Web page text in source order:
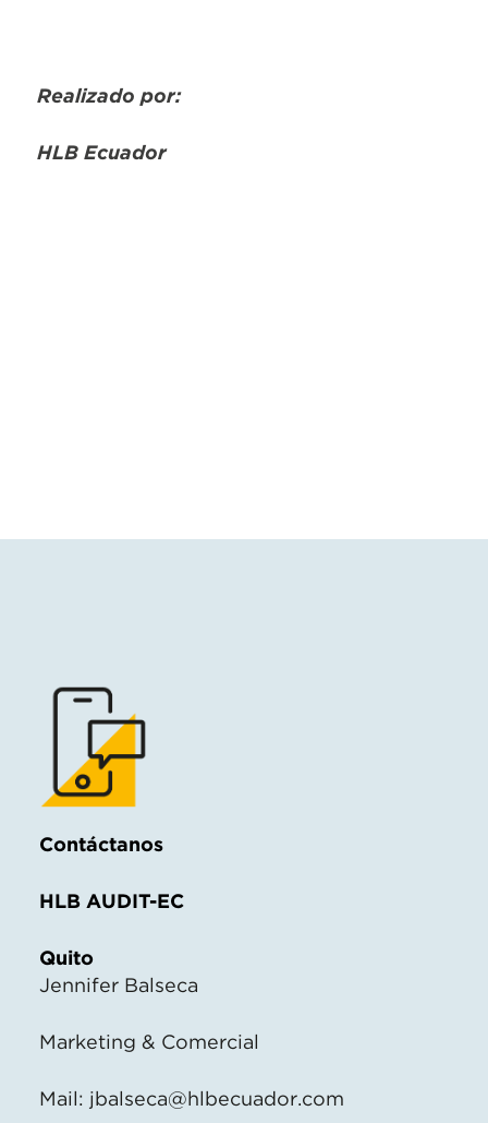
Realizado por:
HLB Ecuador
Contáctanos
HLB AUDIT-EC
Quito
Jennifer Balseca
Marketing & Comercial
Mail: jbalseca@hlbecuador.com